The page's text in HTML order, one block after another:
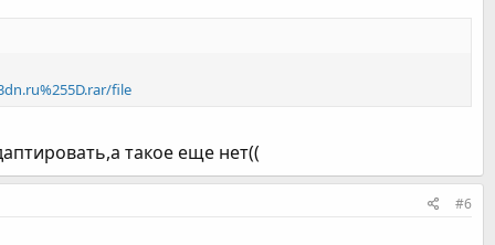
file
такое еще нет((
#6